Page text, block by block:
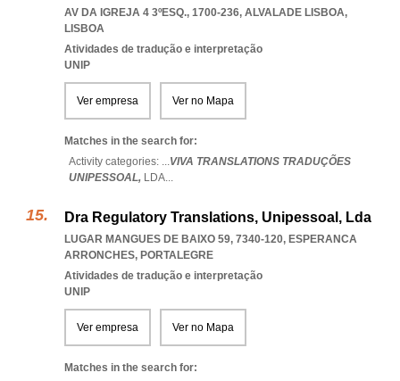
AV DA IGREJA 4 3ºESQ., 1700-236, ALVALADE LISBOA,
LISBOA
Atividades de tradução e interpretação
UNIP
Ver empresa Ver no Mapa
Matches in the search for:
Activity categories: ...VIVA TRANSLATIONS TRADUÇÕES
UNIPESSOAL, LDA...
Dra Regulatory Translations, Unipessoal, Lda
LUGAR MANGUES DE BAIXO 59, 7340-120, ESPERANCA
ARRONCHES, PORTALEGRE
Atividades de tradução e interpretação
UNIP
Ver empresa Ver no Mapa
Matches in the search for: